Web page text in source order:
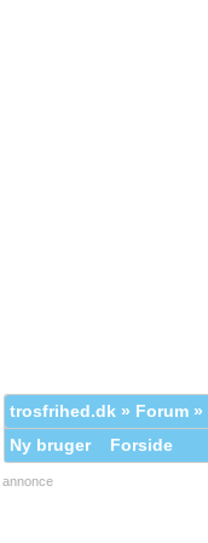
trosfrihed.dk » Forum »
Ny bruger
Forside
annonce